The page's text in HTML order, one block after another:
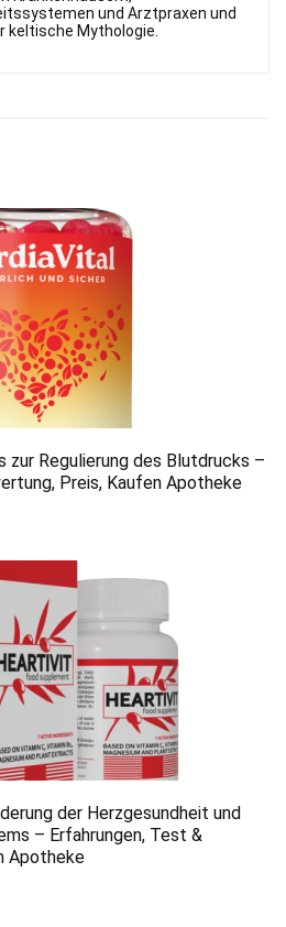
und Arztpraxen und
keltische Mythologie.
zur Regulierung des Blutdrucks –
Preis, Kaufen Apotheke
der Herzgesundheit und
– Erfahrungen, Test &
Apotheke